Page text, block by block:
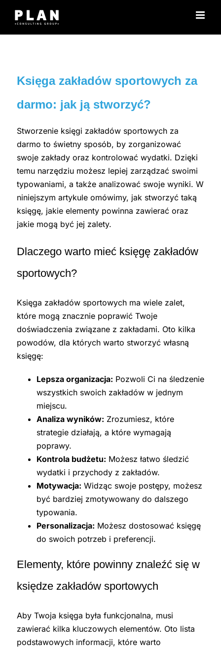
περιεχόμενο
Księga zakładów sportowych za
darmo: jak ją stworzyć?
Stworzenie księgi zakładów sportowych za
darmo to świetny sposób, by zorganizować
swoje zakłady oraz kontrolować wydatki. Dzięki
temu narzędziu możesz lepiej zarządzać swoimi
typowaniami, a także analizować swoje wyniki. W
niniejszym artykule omówimy, jak stworzyć taką
księgę, jakie elementy powinna zawierać oraz
jakie mogą być jej zalety.
Dlaczego warto mieć księgę zakładów
sportowych?
Księga zakładów sportowych ma wiele zalet,
które mogą znacznie poprawić Twoje
doświadczenia związane z zakładami. Oto kilka
powodów, dla których warto stworzyć własną
księgę:
Lepsza organizacja: Pozwoli Ci na śledzenie
wszystkich swoich zakładów w jednym
miejscu.
Analiza wyników: Zrozumiesz, które
strategie działają, a które wymagają
poprawy.
Kontrola budżetu: Możesz łatwo śledzić
wydatki i przychody z zakładów.
Motywacja: Widząc swoje postępy, możesz
być bardziej zmotywowany do dalszego
typowania.
Personalizacja: Możesz dostosować księgę
do swoich potrzeb i preferencji.
Elementy, które powinny znaleźć się w
księdze zakładów sportowych
Aby Twoja księga była funkcjonalna, musi
zawierać kilka kluczowych elementów. Oto lista
podstawowych informacji, które warto